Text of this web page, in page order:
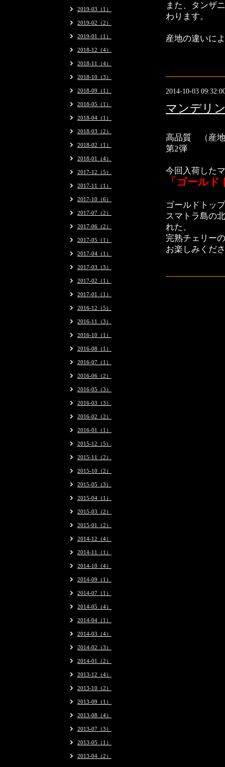
また、タンザ
わります。
産地の違いに
2014-10-03
マンデリ
高品質 （産
第2弾
今回入荷した
「ゴール
ゴールドトッ
スマトラ島の
れた、
完熟チェリー
お楽しみくだ
2019-03（1）
2019-02（2）
2019-01（1）
2018-12（4）
2018-11（4）
2018-10（3）
2018-09（1）
2018-05（1）
2018-04（1）
2018-03（2）
2018-02（1）
2018-01（4）
2017-12（5）
2017-11（1）
2017-10（6）
2017-07（2）
2017-06（2）
2017-05（1）
2017-04（1）
2017-03（3）
2017-02（1）
2017-01（1）
2016-12（5）
2016-11（3）
2016-10（1）
2016-08（1）
2016-07（1）
2016-06（2）
2016-05（3）
2016-03（3）
2016-02（2）
2016-01（1）
2015-12（5）
2015-11（2）
2015-10（2）
2015-05（3）
2015-04（1）
2015-03（2）
2015-01（2）
2014-12（4）
2014-11（1）
2014-10（4）
2014-09（1）
2014-07（1）
2014-05（4）
2014-04（1）
2014-03（4）
2014-02（3）
2014-01（2）
2013-12（4）
2013-10（2）
2013-09（1）
2013-08（4）
2013-07（3）
2013-05（1）
2013-04（2）